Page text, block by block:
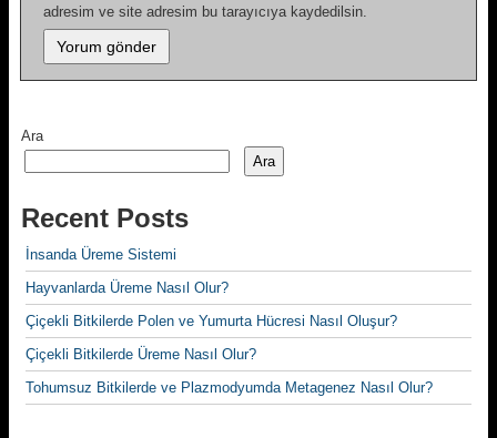
adresim ve site adresim bu tarayıcıya kaydedilsin.
Ara
Ara
Recent Posts
İnsanda Üreme Sistemi
Hayvanlarda Üreme Nasıl Olur?
Çiçekli Bitkilerde Polen ve Yumurta Hücresi Nasıl Oluşur?
Çiçekli Bitkilerde Üreme Nasıl Olur?
Tohumsuz Bitkilerde ve Plazmodyumda Metagenez Nasıl Olur?